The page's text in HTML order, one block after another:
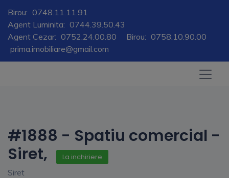
Birou: 0748.11.11.91
Agent Luminita: 0744.39.50.43
Agent Cezar: 0752.24.00.80 Birou: 0758.10.90.00
prima.imobiliare@gmail.com
#1888 - Spatiu comercial -
Siret,
La inchiriere
Siret